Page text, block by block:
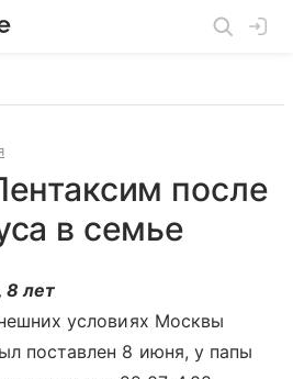
после
в семье
8 лет
условиях Москвы
поставлен 8 июня, у папы